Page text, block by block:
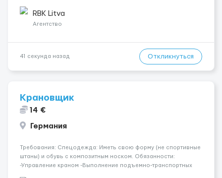
рабочих дней в неделю (пн–сб, плавающий график) 📦
Обязанности...
RBK Litva
Агентство
41 секунда назад Откликнуться
Крановщик
14 €
Германия
Требования: Спецодежда: Иметь свою форму (не спортивные
штаны) и обувь с композитным носком. Обязанности:
-Управление краном -Выполнение подъемно-транспортных